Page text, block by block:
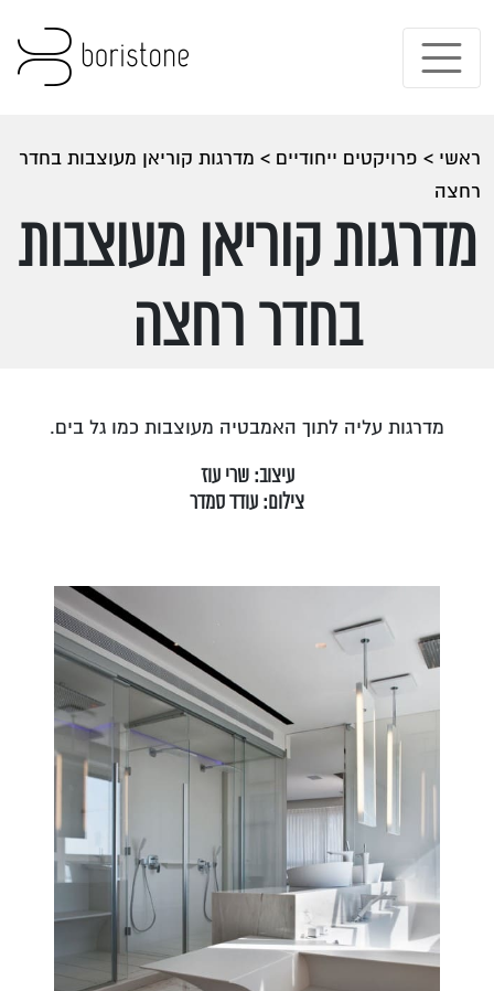
ראשי > פרויקטים ייחודיים > מדרגות קוריאן מעוצבות בחדר
רחצה
מדרגות קוריאן מעוצבות
בחדר רחצה
מדרגות עליה לתוך האמבטיה מעוצבות כמו גל בים.
עיצוב: שרי עוז
צילום: עודד סמדר